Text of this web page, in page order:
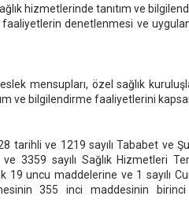
hizmetlerinde tanıtım ve
denetlenmesi ve
mensupları, özel sağlık
ve bilgilendirme faaliyetlerini
ve 1219 sayılı Tababet ve
3359 sayılı Sağlık Hizmetleri
uncu maddelerine ve 1 sayılı
355 inci maddesinin